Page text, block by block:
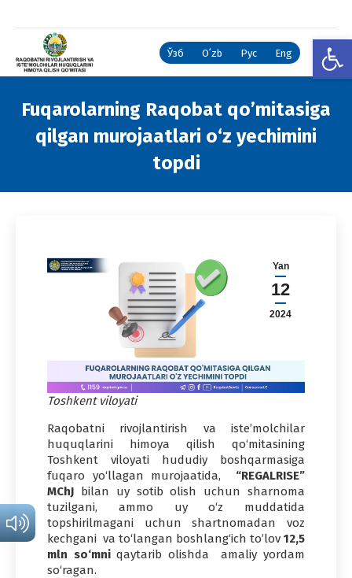
Ўзб Oʻzb Рус Eng
Fuqarolarning Raqobat qo’mitasiga
qilgan murojaatlari o‘z yechimini
topdi
Yan
12
2024
Toshkent viloyati
Raqobatni rivojlantirish va iste’molchilar
huquqlarini himoya qilish qo‘mitasining
Toshkent viloyati hududiy boshqarmasiga
fuqaro yo‘llagan murojaatida, “REGALRISE”
MChJ bilan uy sotib olish uchun sharnoma
tuzilgani, ammo uy o‘z muddatida
topshirilmagani uchun shartnomadan voz
kechgani va to‘langan boshlang‘ich to’lov 12,5
mln so‘mniqaytarib olishda amaliy yordam
so‘ragan.